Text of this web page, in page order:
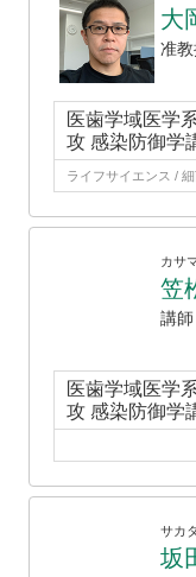
大
准
医歯学域医学
攻 感染防御学
ライフサイエンス /
カサ
笠
講師
医歯学域医学
攻 感染防御学
サカ
坂